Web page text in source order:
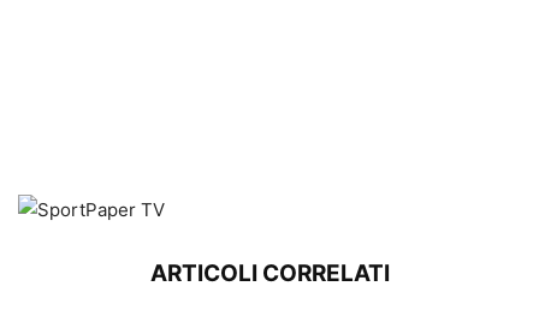
ARTICOLI CORRELATI